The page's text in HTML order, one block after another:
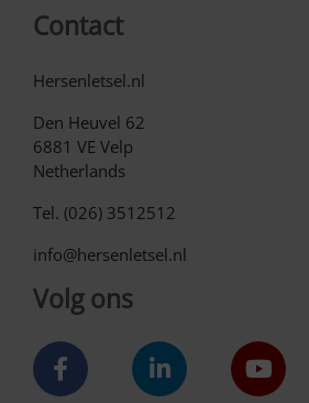
Contact
Hersenletsel.nl
Den Heuvel 62
6881 VE Velp
Netherlands
Tel. (026) 3512512
info@hersenletsel.nl
Volg ons